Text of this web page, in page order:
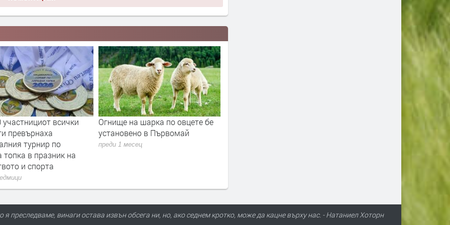
шарка по овцете бе
в Първомай
Земетресение край Първомай
преди 2 месеца
Предстои 29-та
я преследваме, винаги остава извън обсега ни, но, ако седнем кротко, може да кацне върху нас. - Натаниел Хоторн